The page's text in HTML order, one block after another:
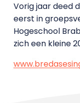
Vorig jaar deed
eerst in
Hogeschool
zich een kleine